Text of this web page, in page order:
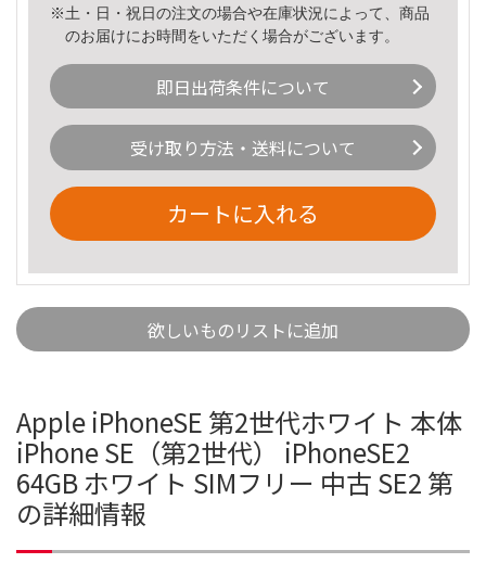
※土・日・祝日の注文の場合や在庫状況によって、商品
のお届けにお時間をいただく場合がございます。
即日出荷条件について
受け取り方法・送料について
カートに入れる
欲しいものリストに追加
Apple iPhoneSE 第2世代ホワイト 本体
iPhone SE（第2世代） iPhoneSE2
64GB ホワイト SIMフリー 中古 SE2 第
の詳細情報